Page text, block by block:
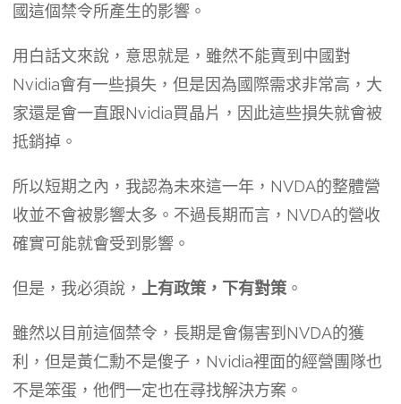
國這個禁令所產生的影響。
用白話文來說，意思就是，雖然不能賣到中國對
Nvidia會有一些損失，但是因為國際需求非常高，大
家還是會一直跟Nvidia買晶片，因此這些損失就會被
抵銷掉。
所以短期之內，我認為未來這一年，NVDA的整體營
收並不會被影響太多。不過長期而言，NVDA的營收
確實可能就會受到影響。
但是，我必須說， 上有政策，下有對策。
雖然以目前這個禁令，長期是會傷害到NVDA的獲
利，但是黃仁勳不是傻子，Nvidia裡面的經營團隊也
不是笨蛋，他們一定也在尋找解決方案。